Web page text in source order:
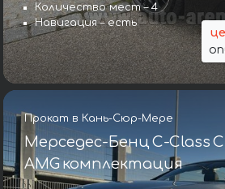
Количество мест – 4
Навигация – есть
Прокат в Кань-Сюр-Мере
Мерседес-Бенц C-Class
AMG комплектация